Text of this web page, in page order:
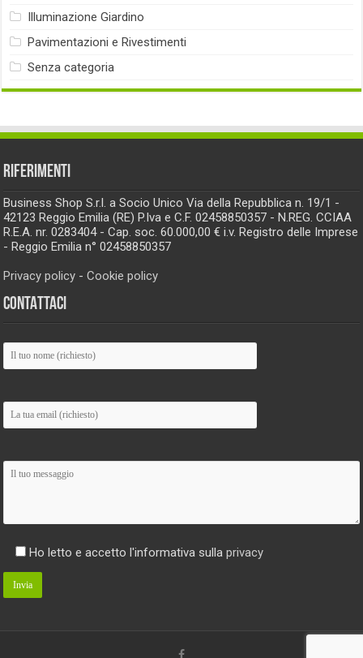
Illuminazione Giardino
Pavimentazioni e Rivestimenti
Senza categoria
RIFERIMENTI
Business Shop S.r.l. a Socio Unico Via della Repubblica n. 19/1 -
42123 Reggio Emilia (RE) P.Iva e C.F. 02458850357 - N.REG. CCIAA
R.E.A. nr. 0283404 - Cap. soc. 60.000,00 € i.v. Registro delle Imprese
- Reggio Emilia n° 02458850357
Privacy policy -Cookie policy
CONTATTACI
Ho letto e accetto l'informativa sullaprivacy